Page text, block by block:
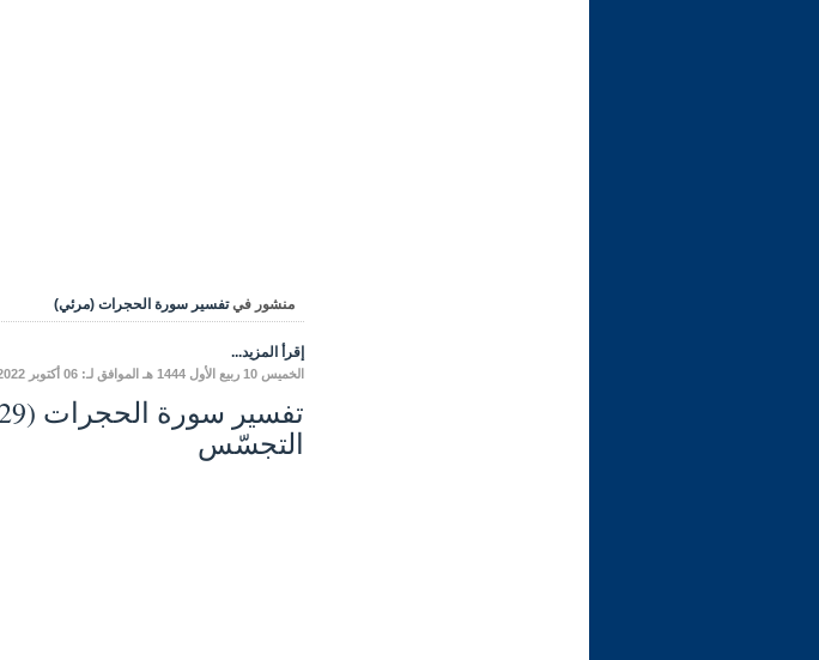
منشور في تفسير سورة الحجرات (مرئي)
إقرأ المزيد...
الخميس 10 ربيع الأول 1444 هـ الموافق لـ: 06 أكتوبر 2022 14:47
التجسّس